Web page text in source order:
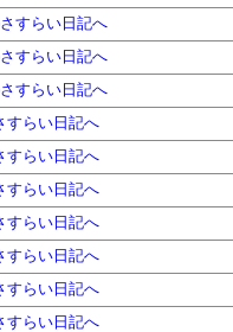
すらい日記へ
すらい日記へ
すらい日記へ
すらい日記へ
すらい日記へ
すらい日記へ
すらい日記へ
すらい日記へ
すらい日記へ
すらい日記へ